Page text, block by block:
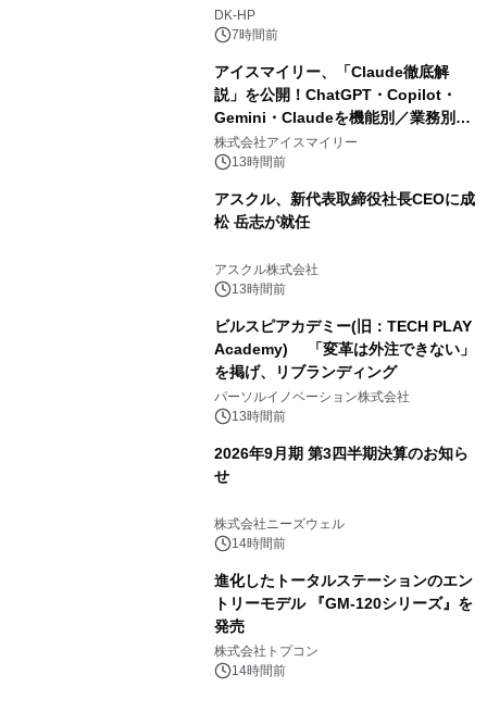
DK-HP
7時間前
アイスマイリー、「Claude徹底解
説」を公開！ChatGPT・Copilot・
Gemini・Claudeを機能別／業務別に
比較―自社に合う生成AIの選び方がわ
かる実践ガイド
株式会社アイスマイリー
13時間前
アスクル、新代表取締役社長CEOに成
松 岳志が就任
アスクル株式会社
13時間前
ビルスピアカデミー(旧：TECH PLAY
Academy) 「変革は外注できない」
を掲げ、リブランディング
パーソルイノベーション株式会社
13時間前
2026年9月期 第3四半期決算のお知ら
せ
株式会社ニーズウェル
14時間前
進化したトータルステーションのエン
トリーモデル 『GM-120シリーズ』を
発売
株式会社トプコン
14時間前